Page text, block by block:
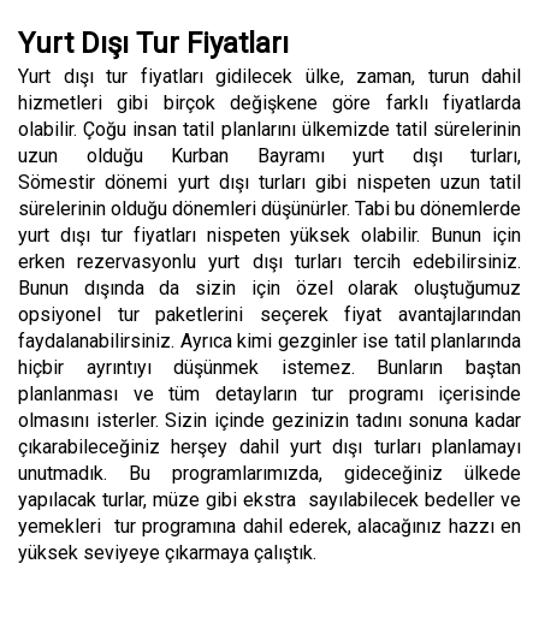
Yurt Dışı Tur Fiyatları
Yurt dışı tur fiyatları gidilecek ülke, zaman, turun dahil
hizmetleri gibi birçok değişkene göre farklı fiyatlarda
olabilir. Çoğu insan tatil planlarını ülkemizde tatil sürelerinin
uzun olduğu Kurban Bayramı yurt dışı turları,
Sömestir dönemi yurt dışı turları gibi nispeten uzun tatil
sürelerinin olduğu dönemleri düşünürler. Tabi bu dönemlerde
yurt dışı tur fiyatları nispeten yüksek olabilir. Bunun için
erken rezervasyonlu yurt dışı turları tercih edebilirsiniz.
Bunun dışında da sizin için özel olarak oluştuğumuz
opsiyonel tur paketlerini seçerek fiyat avantajlarından
faydalanabilirsiniz. Ayrıca kimi gezginler ise tatil planlarında
hiçbir ayrıntıyı düşünmek istemez. Bunların baştan
planlanması ve tüm detayların tur programı içerisinde
olmasını isterler. Sizin içinde gezinizin tadını sonuna kadar
çıkarabileceğiniz herşey dahil yurt dışı turları planlamayı
unutmadık. Bu programlarımızda, gideceğiniz ülkede
yapılacak turlar, müze gibi ekstra sayılabilecek bedeller ve
yemekleri tur programına dahil ederek, alacağınız hazzı en
yüksek seviyeye çıkarmaya çalıştık.